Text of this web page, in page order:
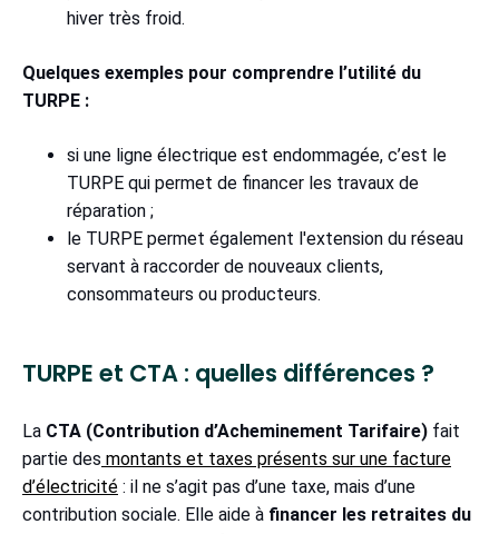
hiver très froid.
Quelques exemples pour comprendre l’utilité du
TURPE :
si une ligne électrique est endommagée, c’est le
TURPE qui permet de financer les travaux de
réparation ;
le TURPE permet également l'extension du réseau
servant à raccorder de nouveaux clients,
consommateurs ou producteurs.
TURPE et CTA : quelles différences ?
La CTA (Contribution d’Acheminement Tarifaire) fait
partie des montants et taxes présents sur une facture
d’électricité : il ne s’agit pas d’une taxe, mais d’une
contribution sociale. Elle aide à financer les retraites du